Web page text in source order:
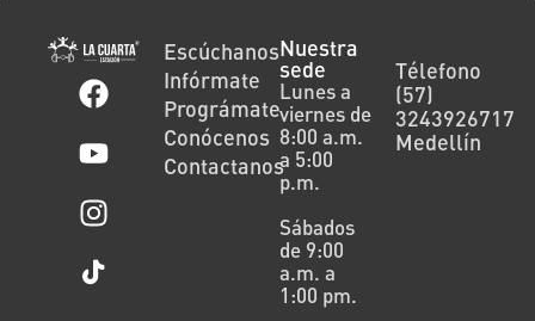
Escúchanos
Infórmate
Prográmate
Conócenos
Contactanos
Nuestra
sede
Lunes a
viernes de
8:00 a.m.
a 5:00
p.m.
Sábados
de 9:00
a.m. a
1:00 pm.
Télefono
(57)
3243926717
Medellín